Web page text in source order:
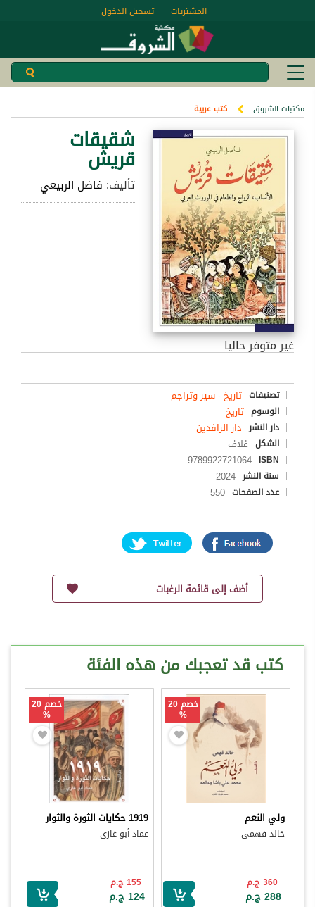
تسجيل الدخول المشتريات
مكتبات الشروق كتب عربية
شقيقات
قريش
تأليف: فاضل الربيعي
غير متوفر حاليا
.
تصنيفات تاريخ - سير وتراجم
الوسوم تاريخ
دار النشر دار الرافدين
الشكل غلاف
ISBN
9789922721064
سنة النشر 2024
عدد الصفحات 550
أضف إلى قائمة الرغبات
كتب قد تعجبك من هذه الفئة
خصم 20
%
ولي النعم
خالد فهمى
360 ج.م
288 ج.م
خصم 20
%
1919 حكايات الثورة والثوار
عماد أبو غازى
155 ج.م
124 ج.م